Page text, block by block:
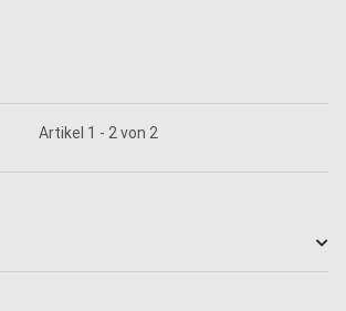
Artikel 1 - 2 von 2